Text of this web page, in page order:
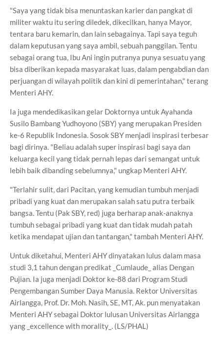
"Saya yang tidak bisa menuntaskan karier dan pangkat di
militer waktu itu sering diledek, dikecilkan, hanya Mayor,
tentara baru kemarin, dan lain sebagainya. Tapi saya teguh
dalam keputusan yang saya ambil, sebuah panggilan. Tentu
sebagai orang tua, Ibu Ani ingin putranya punya sesuatu yang
bisa diberikan kepada masyarakat luas, dalam pengabdian dan
perjuangan di wilayah politik dan kini di pemerintahan," terang
Menteri AHY.
Ia juga mendedikasikan gelar Doktornya untuk Ayahanda
Susilo Bambang Yudhoyono (SBY) yang merupakan Presiden
ke-6 Republik Indonesia. Sosok SBY menjadi inspirasi terbesar
bagi dirinya. "Beliau adalah super inspirasi bagi saya dan
keluarga kecil yang tidak pernah lepas dari semangat untuk
lebih baik dibanding sebelumnya," ungkap Menteri AHY.
"Terlahir sulit, dari Pacitan, yang kemudian tumbuh menjadi
pribadi yang kuat dan merupakan salah satu putra terbaik
bangsa. Tentu (Pak SBY, red) juga berharap anak-anaknya
tumbuh sebagai pribadi yang kuat dan tidak mudah patah
ketika mendapat ujian dan tantangan," tambah Menteri AHY.
Untuk diketahui, Menteri AHY dinyatakan lulus dalam masa
studi 3,1 tahun dengan predikat _Cumlaude_ alias Dengan
Pujian. Ia juga menjadi Doktor ke-88 dari Program Studi
Pengembangan Sumber Daya Manusia. Rektor Universitas
Airlangga, Prof. Dr. Moh. Nasih, SE, MT, Ak. pun menyatakan
Menteri AHY sebagai Doktor lulusan Universitas Airlangga
yang _excellence with morality_. (LS/PHAL)